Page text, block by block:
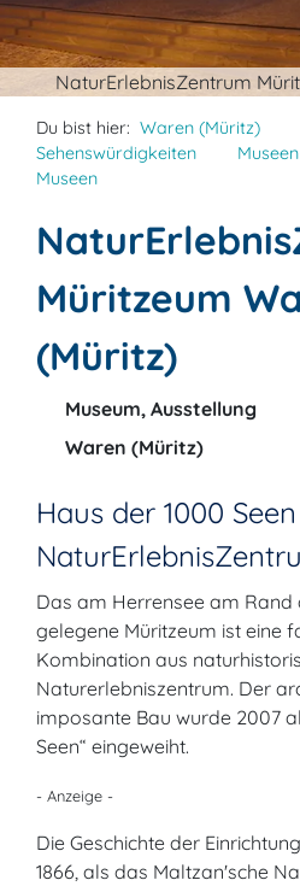
NaturErlebnisZentrum
Du bist hier: Waren (Müritz)
Sehenswürdigkeiten
Museen
Müritzeum
(Müritz)
Museum, Ausstellung
Waren (Müritz)
Haus der 1000
Das am Herrensee am
gelegene Müritzeum ist eine
Kombination aus
Naturerlebniszentrum. Der
imposante Bau wurde 2007
Seen“ eingeweiht.
- Anzeige -
Die Geschichte der
1866, als das Maltzan'sche